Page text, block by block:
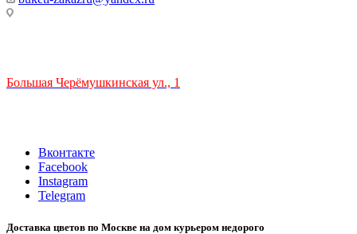
Большая Черёмушкинская ул., 1
Вконтакте
Facebook
Instagram
Telegram
Доставка цветов по Москве на дом курьером недорого